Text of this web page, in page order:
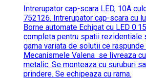
Intrerupator cap-scara LED, 10A
752126. Intrerupator cap-scara cu
Borne automate Echipat cu LED
completa pentru spatii rezidentiale
gama variata de solutii ce raspunde
Mecanismele Valena se livreaza
metalic. Se monteaza cu suruburi
prindere. Se echipeaza cu rama.